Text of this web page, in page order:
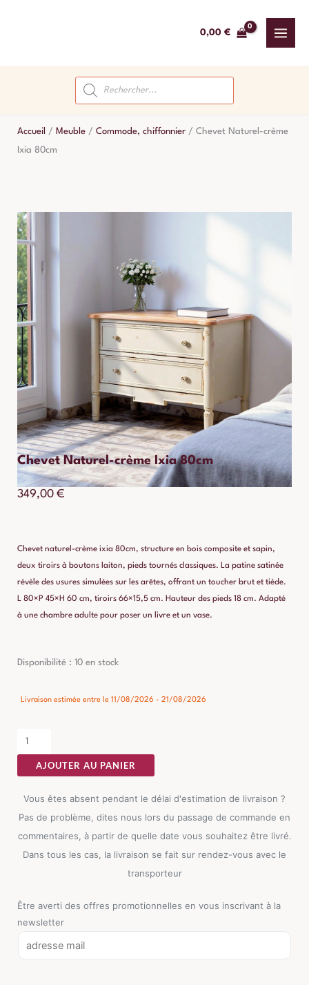
0,00 €
Recherche
de
produits
Accueil / Meuble / Commode, chiffonnier / Chevet Naturel-crème
Ixia 80cm
Chevet Naturel-crème Ixia 80cm
349,00 €
Chevet naturel-crème ixia 80cm, structure en bois composite et sapin,
deux tiroirs à boutons laiton, pieds tournés classiques. La patine satinée
révèle des usures simulées sur les arêtes, offrant un toucher brut et tiède.
L 80×P 45×H 60 cm, tiroirs 66×15,5 cm. Hauteur des pieds 18 cm. Adapté
à une chambre adulte pour poser un livre et un vase.
Disponibilité : 10 en stock
Livraison estimée entre le 11/08/2026 - 21/08/2026
quantité
Chevet
crème
Ixia
80cm
AJOUTER AU PANIER
Vous êtes absent pendant le délai d'estimation de livraison ?
Pas de problème, dites nous lors du passage de commande en
commentaires, à partir de quelle date vous souhaitez être livré.
Dans tous les cas, la livraison se fait sur rendez-vous avec le
transporteur
Être averti des offres promotionnelles en vous inscrivant à la
newsletter
m